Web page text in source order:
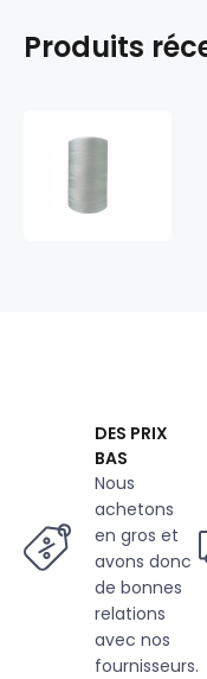
Produits
DES PRIX
BAS
Nous
achetons
en gros et
avons donc
de bonnes
relations
avec nos
fournisseurs.